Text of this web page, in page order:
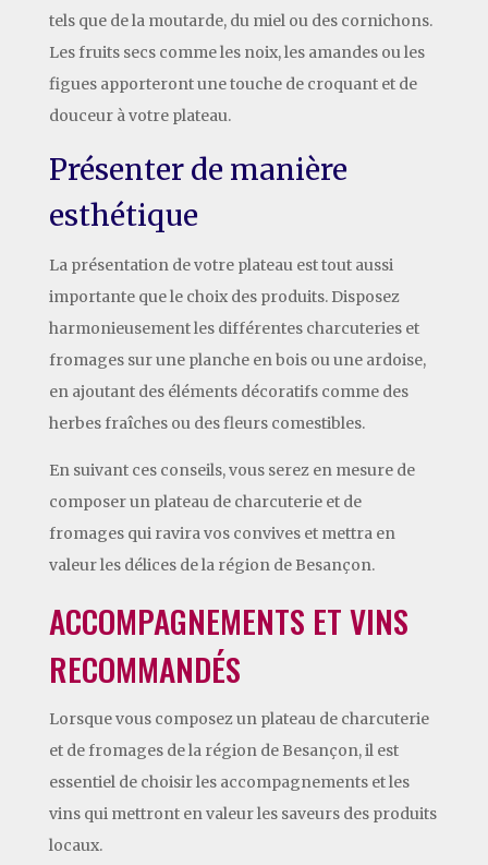
tels que de la moutarde, du miel ou des cornichons.
Les fruits secs comme les noix, les amandes ou les
figues apporteront une touche de croquant et de
douceur à votre plateau.
Présenter de manière
esthétique
La présentation de votre plateau est tout aussi
importante que le choix des produits. Disposez
harmonieusement les différentes charcuteries et
fromages sur une planche en bois ou une ardoise,
en ajoutant des éléments décoratifs comme des
herbes fraîches ou des fleurs comestibles.
En suivant ces conseils, vous serez en mesure de
composer un plateau de charcuterie et de
fromages qui ravira vos convives et mettra en
valeur les délices de la région de Besançon.
ACCOMPAGNEMENTS ET VINS
RECOMMANDÉS
Lorsque vous composez un plateau de charcuterie
et de fromages de la région de Besançon, il est
essentiel de choisir les accompagnements et les
vins qui mettront en valeur les saveurs des produits
locaux.